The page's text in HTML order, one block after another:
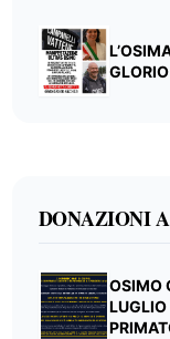
GLORIO
DONAZIONI
OSIMO
LUGLIO